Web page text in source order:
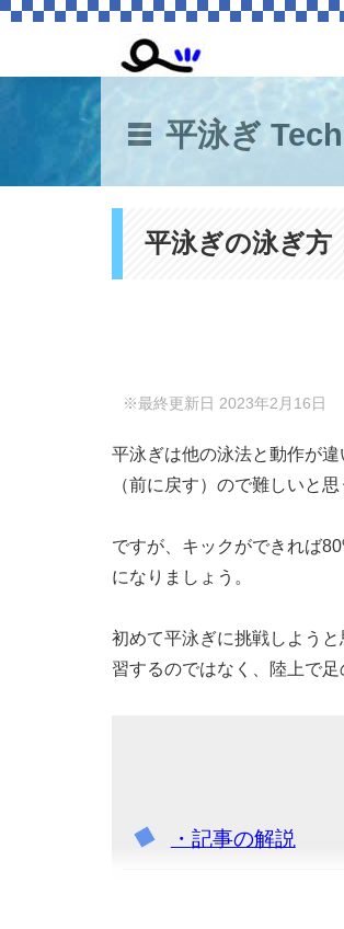
平泳ぎ
平泳ぎの泳ぎ方
※最終更新日 2023年2月16日
平泳ぎは他の泳法と動作が
（前に戻す）ので難しいと
ですが、キックができれば
になりましょう。
初めて平泳ぎに挑戦しよう
習するのではなく、陸上で
・ 記事の解説